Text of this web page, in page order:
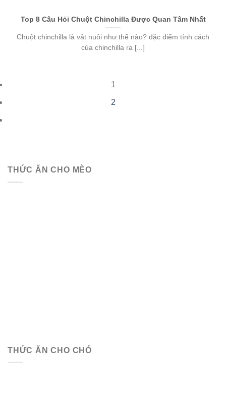
Top 8 Câu Hỏi Chuột Chinchilla Được Quan Tâm Nhất
Chuột chinchilla là vật nuôi như thế nào? đặc điểm tính cách
của chinchilla ra [...]
1
2
THỨC ĂN CHO MÈO
THỨC ĂN CHO CHÓ